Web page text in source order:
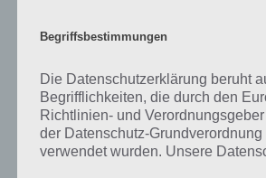
Mehr Artikel hier auf
Begriffsbestimmungen
Die Datenschutzerklärung beruht
Begrifflichkeiten, die durch den
Richtlinien- und
der Datenschutz-Grundverordnung
verwendet wurden. Unsere